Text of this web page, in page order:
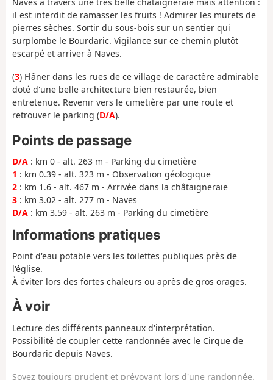
il est interdit de ramasser les fruits ! Admirer les murets de
pierres sèches. Sortir du sous-bois sur un sentier qui
surplombe le Bourdaric. Vigilance sur ce chemin plutôt
escarpé et arriver à Naves.
(3) Flâner dans les rues de ce village de caractère admirable
doté d'une belle architecture bien restaurée, bien
entretenue. Revenir vers le cimetière par une route et
retrouver le parking (D/A).
Points de passage
D/A : km 0 - alt. 263 m - Parking du cimetière
1 : km 0.39 - alt. 323 m - Observation géologique
2 : km 1.6 - alt. 467 m - Arrivée dans la châtaigneraie
3 : km 3.02 - alt. 277 m - Naves
D/A : km 3.59 - alt. 263 m - Parking du cimetière
Informations pratiques
Point d'eau potable vers les toilettes publiques près de
l'église.
À éviter lors des fortes chaleurs ou après de gros orages.
À voir
Lecture des différents panneaux d'interprétation.
Possibilité de coupler cette randonnée avec le Cirque de
Bourdaric depuis Naves.
Soyez toujours prudent et prévoyant lors d'une randonnée.